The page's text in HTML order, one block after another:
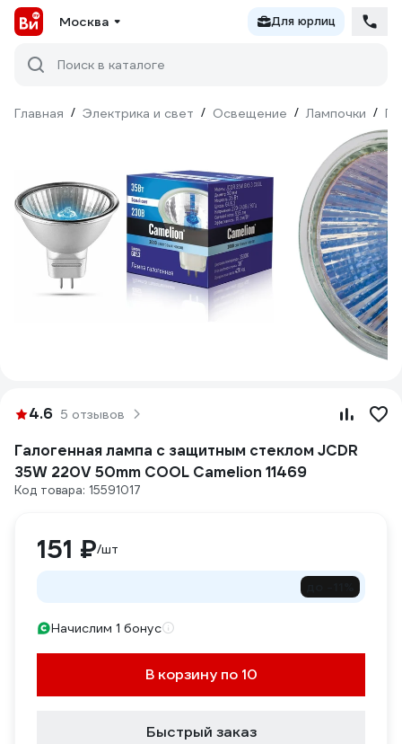
Москва Для юрлиц
Поиск в каталоге
Главная / Электрика и свет / Освещение / Лампочки /
4.6 5 отзывов
Галогенная лампа с защитным стеклом JCDR
35W 220V 50mm COOL Camelion 11469
Код товара: 15591017
151 ₽/шт
Начислим 1 бонус
В корзину по 10
Быстрый заказ